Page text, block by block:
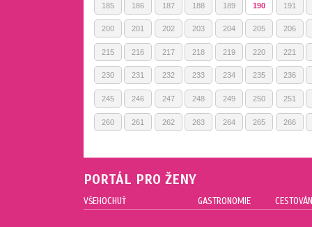
185 186 187 188 189 190 191
200 201 202 203 204 205 206
215 216 217 218 219 220 221
230 231 232 233 234 235 236
245 246 247 248 249 250 251
260 261 262 263 264 265 266
PORTÁL PRO ŽENY
VŠEHOCHUŤ GASTRONOMIE